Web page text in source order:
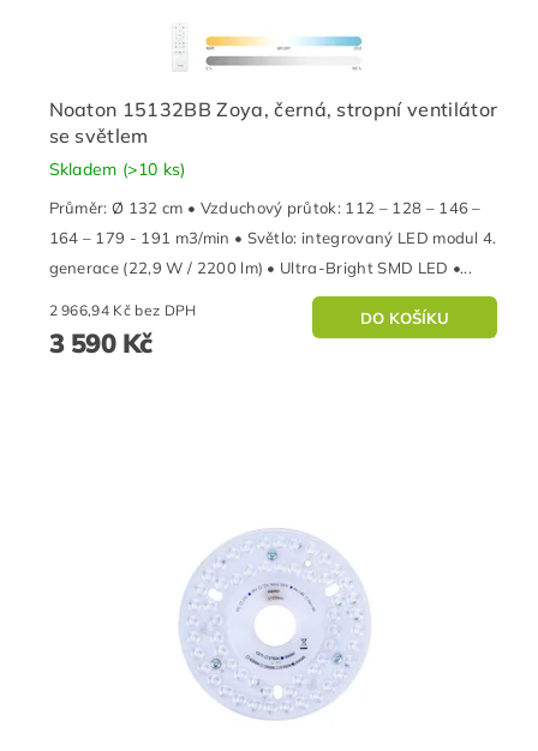
Noaton 15132BB Zoya, černá, stropní ventilátor
se světlem
Skladem (>10 ks)
Průměr: Ø 132 cm • Vzduchový průtok: 112 – 128 – 146 –
164 – 179 - 191 m3/min • Světlo: integrovaný LED modul 4.
generace (22,9 W / 2200 lm) • Ultra-Bright SMD LED •...
2 966,94 Kč bez DPH
3 590 Kč